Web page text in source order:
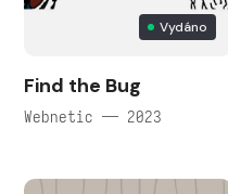
Vydáno
Find the Bug
Webnetic — 2023